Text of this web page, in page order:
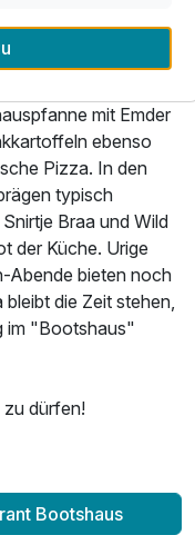
werden sowohl
inspirierte
mit Emder
ebenso
Pizza. In den
typisch
Braa und Wild
der Küche. Urige
Abende bieten noch
die Zeit stehen,
im "Bootshaus"
zu dürfen!
Bootshaus